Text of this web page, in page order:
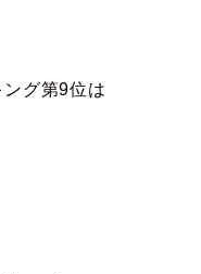
グ第9位は